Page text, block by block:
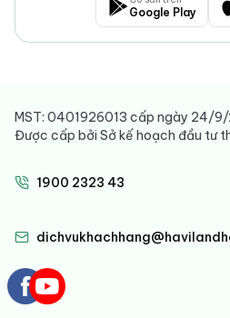
Google Play
MST: 0401926013 cấp ngày 24/9/
Được cấp bởi Sở kế hoạch đầu tư
1900 2323 43